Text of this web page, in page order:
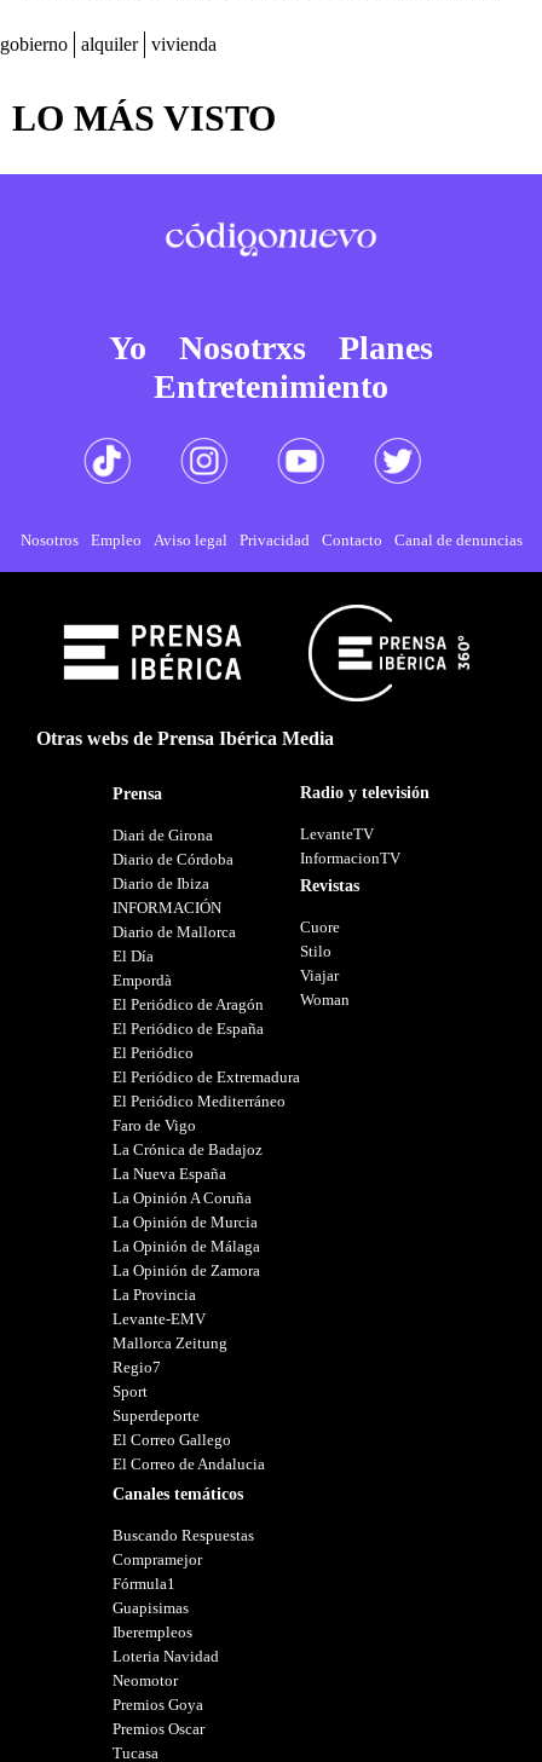
gobierno alquiler vivienda
LO MÁS VISTO
Yo Nosotrxs
Planes
Entretenimiento
Nosotros Empleo Aviso legal Privacidad Contacto Canal de denuncias
Otras webs de Prensa Ibérica Media
Prensa
Diari de Girona
Diario de Córdoba
Diario de Ibiza
INFORMACIÓN
Diario de Mallorca
El Día
Empordà
El Periódico de Aragón
El Periódico de España
El Periódico
El Periódico de Extremadura
El Periódico Mediterráneo
Faro de Vigo
La Crónica de Badajoz
La Nueva España
La Opinión A Coruña
La Opinión de Murcia
La Opinión de Málaga
La Opinión de Zamora
La Provincia
Levante-EMV
Mallorca Zeitung
Regio7
Sport
Superdeporte
El Correo Gallego
El Correo de Andalucia
Canales temáticos
Buscando Respuestas
Compramejor
Fórmula1
Guapisimas
Iberempleos
Loteria Navidad
Neomotor
Premios Goya
Premios Oscar
Tucasa
Radio y televisión
LevanteTV
InformacionTV
Revistas
Cuore
Stilo
Viajar
Woman